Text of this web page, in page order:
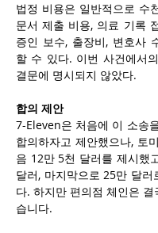
법정 비용은 일반적으로 수
문서 제출 비용, 의료 기록
증인 보수, 출장비, 변호사
할 수 있다. 이번 사건에서
결문에 명시되지 않았다.
합의 제안
7-Eleven은 처음에 이 소송
합의하자고 제안했으나, 토
음 12만 5천 달러를 제시했
달러, 마지막으로 25만 달러
다. 하지만 편의점 체인은 결
습니다.